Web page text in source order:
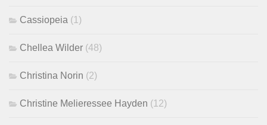
Cassiopeia (1)
Chellea Wilder (48)
Christina Norin (2)
Christine Melieressee Hayden (12)